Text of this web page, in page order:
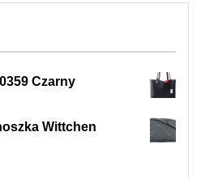
Czarny
Wittchen